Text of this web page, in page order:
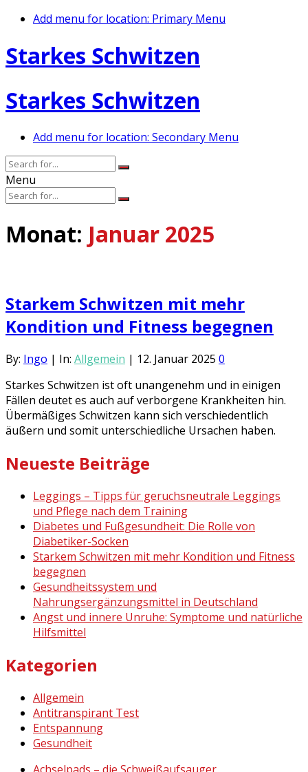
Add menu for location: Primary Menu
Starkes Schwitzen
Starkes Schwitzen
Add menu for location: Secondary Menu
Menu
Monat: Januar 2025
Starkem Schwitzen mit mehr
Kondition und Fitness begegnen
By: Ingo | In: Allgemein | 12. Januar 2025 0
Starkes Schwitzen ist oft unangenehm und in einigen
Fällen deutet es auch auf verborgene Krankheiten hin.
Übermäßiges Schwitzen kann sich verschiedentlich
äußern und somit unterschiedliche Ursachen haben.
Neueste Beiträge
Leggings – Tipps für geruchsneutrale Leggings
und Pflege nach dem Training
Diabetes und Fußgesundheit: Die Rolle von
Diabetiker-Socken
Starkem Schwitzen mit mehr Kondition und Fitness
begegnen
Gesundheitssystem und
Nahrungsergänzungsmittel in Deutschland
Angst und innere Unruhe: Symptome und natürliche
Hilfsmittel
Kategorien
Allgemein
Antitranspirant Test
Entspannung
Gesundheit